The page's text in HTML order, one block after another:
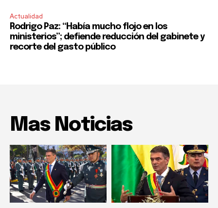
Actualidad
Rodrigo Paz: “Había mucho flojo en los
ministerios”; defiende reducción del gabinete y
recorte del gasto público
Mas Noticias